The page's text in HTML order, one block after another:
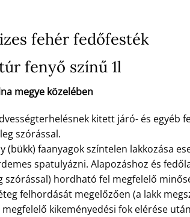
fehér fedőfesték
fenyő színű 1l
megye közelében
kitett járó- és egyéb
szórással.
(bükk) faanyagok színtelen lakkozása
spatulyázni. Alapozáshoz és
hordható fel megfelelő
felhordását megelőzően (a lakk
kikeményedési fok elérése